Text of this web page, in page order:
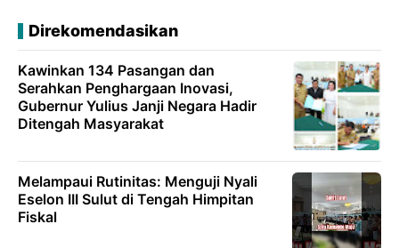
Direkomendasikan
Kawinkan 134 Pasangan dan
Serahkan Penghargaan Inovasi,
Gubernur Yulius Janji Negara Hadir
Ditengah Masyarakat
Melampaui Rutinitas: Menguji Nyali
Eselon III Sulut di Tengah Himpitan
Fiskal